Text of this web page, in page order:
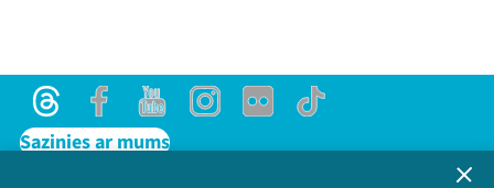
ThreadsFacebookYoutubeInstagram
Flick TikTok
Sazinies ar mums